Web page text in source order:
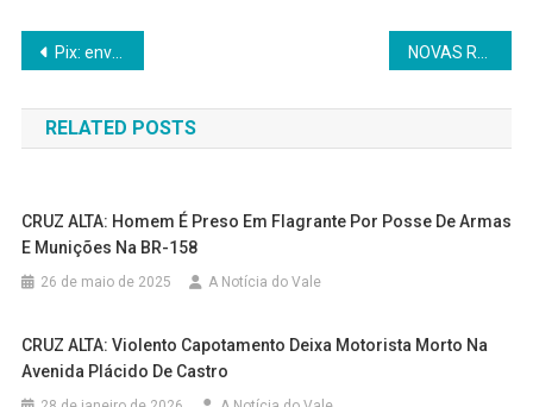
Navegação
de
Post
Pix: envio de comprovante falso caracteriza estelionato eletrônico NOVAS REGRAS DA CNH EM VIGOR A PARTIR DE 2026
RELATED POSTS
CRUZ ALTA: Homem É Preso Em Flagrante Por Posse De Armas
E Munições Na BR-158
26 de maio de 2025 A Notícia do Vale
CRUZ ALTA: Violento Capotamento Deixa Motorista Morto Na
Avenida Plácido De Castro